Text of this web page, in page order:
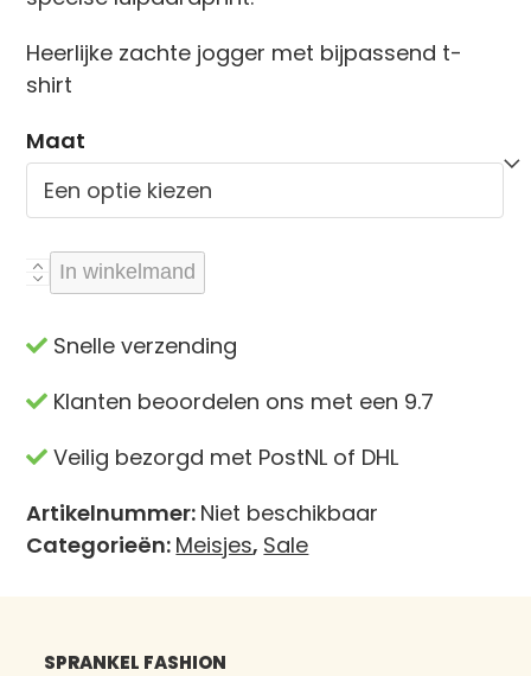
€34,99.€24,95.
Heerlijke zachte jogger met bijpassend t-
shirt
Maat
Leopard
Bruin
In winkelmand
Snelle verzending
Klanten beoordelen ons met een 9.7
Veilig bezorgd met PostNL of DHL
Artikelnummer: Niet beschikbaar
Categorieën: Meisjes, Sale
SPRANKEL FASHION